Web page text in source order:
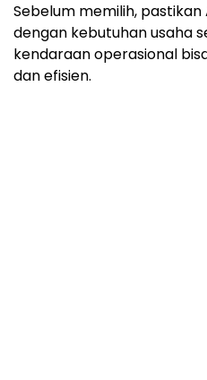
Sebelum memilih,
dengan kebutuhan usaha
kendaraan operasional
dan efisien.